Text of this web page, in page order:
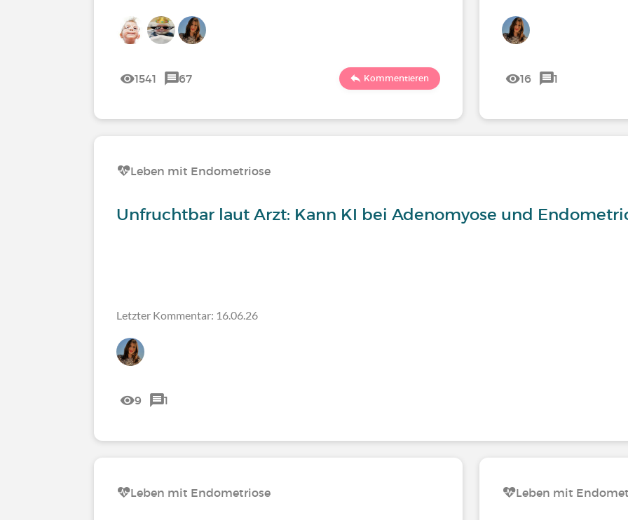
1541 67 Kommentieren 16 1
Leben mit Endometriose
Unfruchtbar laut Arzt: Kann KI bei Adenomyose und
Letzter Kommentar: 16.06.26
9 1
Leben mit Endometriose Leben mit